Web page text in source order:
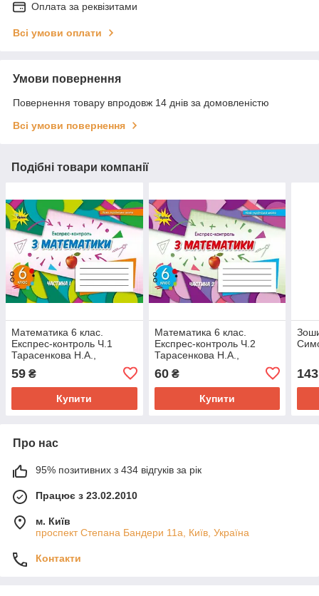
Оплата за реквізитами
Всі умови оплати
Умови повернення
Повернення товару впродовж 14 днів за домовленістю
Всі умови повернення
Подібні товари компанії
Математика 6 клас.
Експрес-контроль Ч.1
Тарасенкова Н.А.,
Коломієць О.М.
59 ₴
Купити
Математика 6 клас.
Експрес-контроль Ч.2
Тарасенкова Н.А.,
Коломієць О.М.
60₴
Купити
143
Про нас
95% позитивних з 434 відгуків за рік
Працює з 23.02.2010
м. Київ
проспект Степана Бандери 11а, Київ, Україна
Контакти